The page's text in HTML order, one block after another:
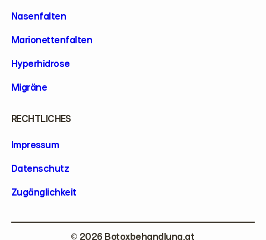
Nasenfalten
Marionettenfalten
Hyperhidrose
Migräne
RECHTLICHES
Impressum
Datenschutz
Zugänglichkeit
© 2026 Botoxbehandlung.at